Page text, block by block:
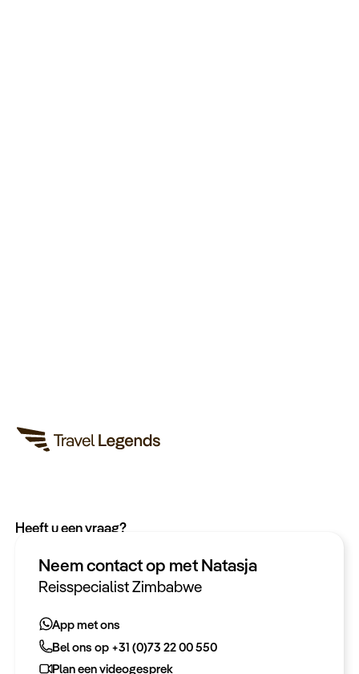
Neem contact op met Natasja
Reisspecialist Zimbabwe
App met ons
Bel ons op +31 (0)73 22 00 550
Plan een videogesprek
Heeft u een vraag?
Bel ons op +31 (0)73 22 00 550
Plan een videogesprek
Meer informatie